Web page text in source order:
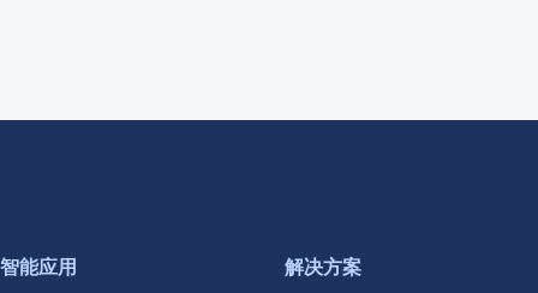
智能应用 解决方案